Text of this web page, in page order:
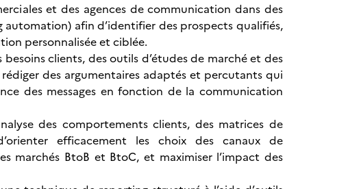
et des agences de communication dans des
afin d’identifier des prospects qualifiés,
personnalisée et ciblée.
clients, des outils d’études de marché et des
des argumentaires adaptés et percutants qui
des messages en fonction de la communication
des comportements clients, des matrices de
efficacement les choix des canaux de
marchés BtoB et BtoC, et maximiser l’impact des